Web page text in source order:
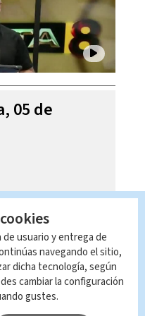
05 de
usuario y entrega de
navegando el sitio,
dicha tecnología, según
cambiar la configuración
gustes.